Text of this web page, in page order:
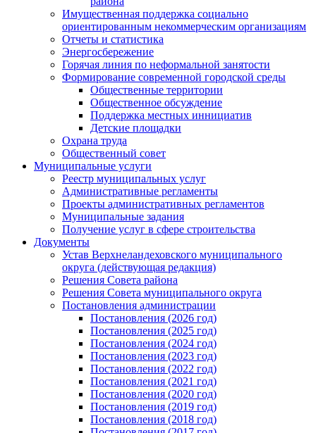
Имущественная поддержка социально
ориентированным некоммерческим организациям
Отчеты и статистика
Энергосбережение
Горячая линия по неформальной занятости
Формирование современной городской среды
Общественные территории
Общественное обсуждение
Поддержка местных иннициатив
Детские площадки
Охрана труда
Общественный совет
Муниципальные услуги
Реестр муниципальных услуг
Административные регламенты
Проекты административных регламентов
Муниципальные задания
Получение услуг в сфере строительства
Документы
Устав Верхнеландеховского муниципального
округа (действующая редакция)
Решения Совета района
Решения Совета муниципального округа
Постановления администрации
Постановления (2026 год)
Постановления (2025 год)
Постановления (2024 год)
Постановления (2023 год)
Постановления (2022 год)
Постановления (2021 год)
Постановления (2020 год)
Постановления (2019 год)
Постановления (2018 год)